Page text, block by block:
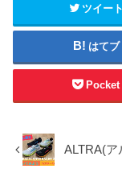
ツイート
はてブ
Pocket
ALTRA(ア